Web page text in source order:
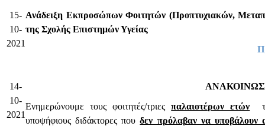
15-
10-
2021
Ανάδειξη Εκπροσώπων Φοιτητών (Προπτυχιακών,
της Σχολής Επιστημών Υγείας
14-
10-
2021
Ενημερώνουμε τους φοιτητές/τριεςπαλαιοτέρων ετών
υποψήφιους διδάκτορες πουδεν πρόλαβαν να υποβάλουν